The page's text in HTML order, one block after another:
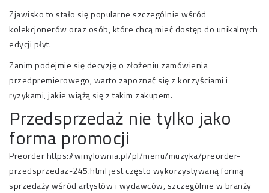
Zjawisko to stało się popularne szczególnie wśród
kolekcjonerów oraz osób, które chcą mieć dostęp do unikalnych
edycji płyt.
Zanim podejmie się decyzję o złożeniu zamówienia
przedpremierowego, warto zapoznać się z korzyściami i
ryzykami, jakie wiążą się z takim zakupem.
Przedsprzedaż nie tylko jako
forma promocji
Preorderhttps://winylownia.pl/pl/menu/muzyka/preorder-
przedsprzedaz-245.html jest często wykorzystywaną formą
sprzedaży wśród artystów i wydawców, szczególnie w branży